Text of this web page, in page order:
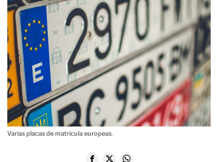
Varias placas de matrícula europeas.